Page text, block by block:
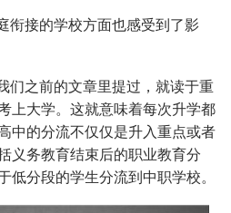
衔接的学校方面也感受到了影
们之前的文章里提过，就读于重
上大学。这就意味着每次升学都
中的分流不仅仅是升入重点或者
义务教育结束后的职业教育分
低分段的学生分流到中职学校。